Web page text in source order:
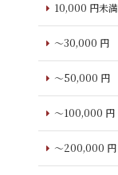
10,000 円未満
～30,000 円
～50,000 円
～100,000 円
～200,000 円